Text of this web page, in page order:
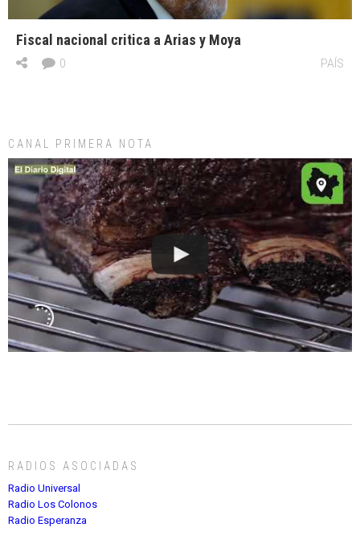
Fiscal nacional critica a Arias y Moya
PAÍS
0
CANAL PRIMERA NOTA
RADIOS ASOCIADAS
Radio Universal
Radio Los Colonos
Radio Esperanza